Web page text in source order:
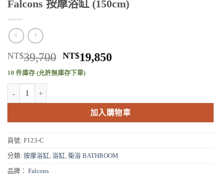
Falcons 按摩浴缸 (150cm)
NT$39,700 原
始
NT$39,700。
NT$19,850
NT$19,850。
10 件庫存 (允許無庫存下單)
加入購物車
貨號: F123-C
分類: 按摩浴缸 , 浴缸 , 衛浴 BATHROOM
品牌： Falcons